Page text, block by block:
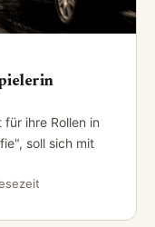
ihre Rollen in
soll sich mit